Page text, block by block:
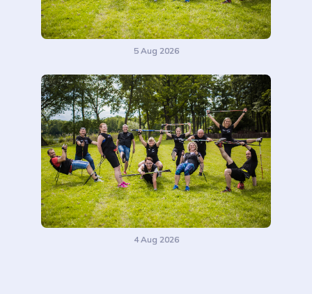
5 Aug 2026
4 Aug 2026